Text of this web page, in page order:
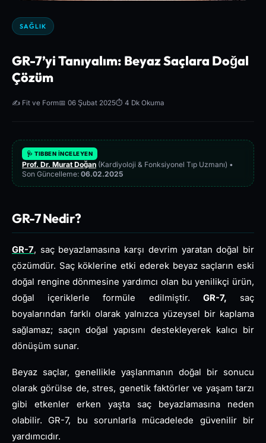
SAĞLIK
GR-7’yi Tanıyalım: Beyaz Saçlara Doğal
Çözüm
✍️ Fit ve Form📅 06 Şubat 2025⏱️ 4 Dk Okuma
🩺 TIBBEN İNCELEYEN
Prof. Dr. Murat Doğan (Kardiyoloji & Fonksiyonel Tıp Uzmanı) •
Son Güncelleme: 06.02.2025
GR-7 Nedir?
GR-7, saç beyazlamasına karşı devrim yaratan doğal bir
çözümdür. Saç köklerine etki ederek beyaz saçların eski
doğal rengine dönmesine yardımcı olan bu yenilikçi ürün,
doğal içeriklerle formüle edilmiştir. GR-7, saç
boyalarından farklı olarak yalnızca yüzeysel bir kaplama
sağlamaz; saçın doğal yapısını destekleyerek kalıcı bir
dönüşüm sunar.
Beyaz saçlar, genellikle yaşlanmanın doğal bir sonucu
olarak görülse de, stres, genetik faktörler ve yaşam tarzı
gibi etkenler erken yaşta saç beyazlamasına neden
olabilir. GR-7, bu sorunlarla mücadelede güvenilir bir
yardımcıdır.